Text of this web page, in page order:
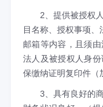
2、提供被授权人
目名称、授权事项
邮箱等内容，且须由
法人及被授权人身
保缴纳证明复印件（
3、具有良好的商